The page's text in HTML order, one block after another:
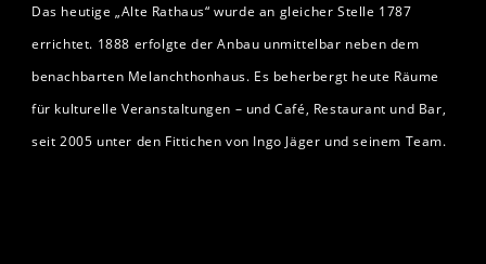
Das heutige „Alte Rathaus“ wurde an gleicher Stelle 1787
errichtet. 1888 erfolgte der Anbau unmittelbar neben dem
benachbarten Melanchthonhaus. Es beherbergt heute Räume
für kulturelle Veranstaltungen – und Café, Restaurant und Bar,
seit 2005 unter den Fittichen von Ingo Jäger und seinem Team.